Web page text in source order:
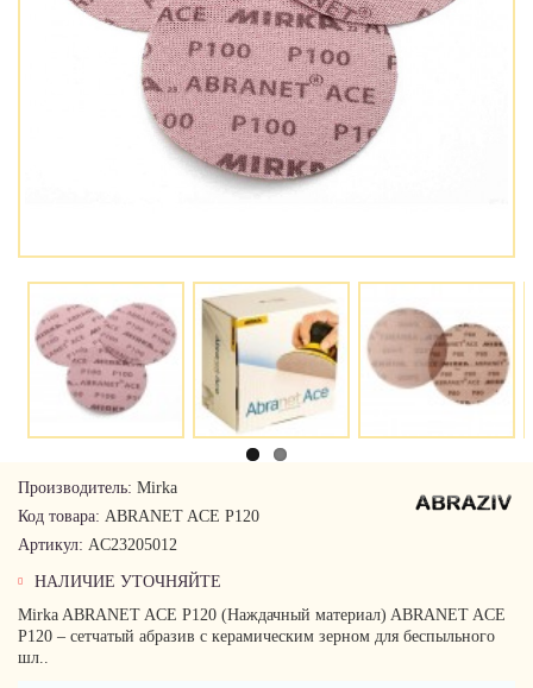
Производитель: Mirka
Код товара: ABRANET ACE P120
Артикул: AC23205012
НАЛИЧИЕ УТОЧНЯЙТЕ
Mirka ABRANET ACE P120 (Наждачный материал) ABRANET ACE
P120 – сетчатый абразив с керамическим зерном для беспыльного
шл..